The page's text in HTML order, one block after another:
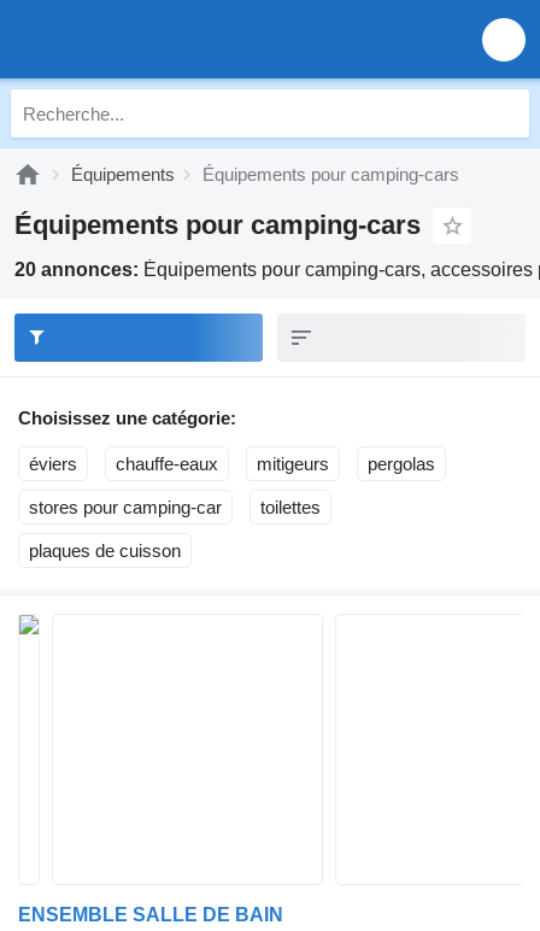
Équipements Équipements pour camping-cars
Équipements pour camping-cars
20 annonces: Équipements pour camping-cars,
Choisissez une catégorie:
éviers chauffe-eaux mitigeurs pergolas
stores pour camping-car toilettes
plaques de cuisson
ENSEMBLE SALLE DE BAIN